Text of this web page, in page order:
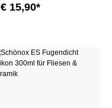
€ 15,90*